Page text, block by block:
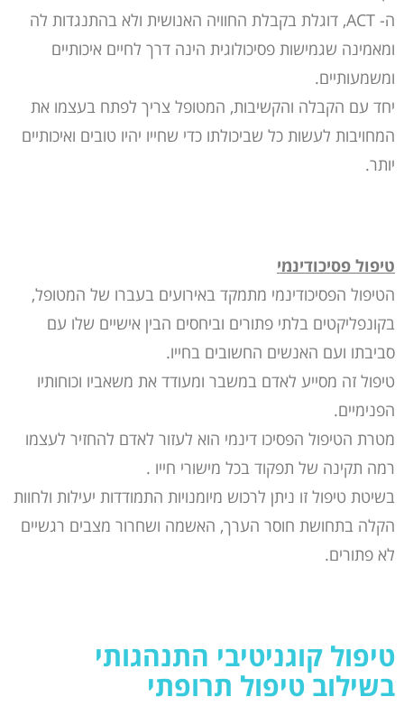
ה- ACT, דוגלת בקבלת החוויה האנושית ולא בהתנגדות לה
ומאמינה שגמישות פסיכולוגית הינה דרך לחיים איכותיים
ומשמעותיים.
יחד עם הקבלה והקשיבות, המטופל צריך לפתח בעצמו את
המחויבות לעשות כל שביכולתו כדי שחייו יהיו טובים ואיכותיים
יותר.
טיפול פסיכודינמי
הטיפול הפסיכודינמי מתמקד באירועים בעברו של המטופל,
בקונפליקטים בלתי פתורים וביחסים הבין אישיים שלו עם
סביבתו ועם האנשים החשובים בחייו.
טיפול זה מסייע לאדם במשבר ומעודד את משאביו וכוחותיו
הפנימיים.
מטרת הטיפול הפסיכו דינמי הוא לעזור לאדם להחזיר לעצמו
רמה תקינה של תפקוד בכל מישורי חייו .
בשיטת טיפול זו ניתן לרכוש מיומנויות התמודדות יעילות ולחוות
הקלה בתחושת חוסר הערך, האשמה ושחרור מצבים רגשיים
לא פתורים.
טיפול קוגניטיבי התנהגותי
בשילוב טיפול תרופתי